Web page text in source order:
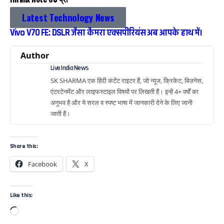
Latest Technology News
Vivo V70 FE: DSLR जैसा कैमरा एक्सपीरियंस अब आपके हाथ में।
Author
Live India News
SK SHARMA एक हिंदी कंटेंट राइटर हैं, जो न्यूज, क्रिकेट, बिज़नेस,
एंटरटेनमेंट और लाइफस्टाइल विषयों पर लिखती हैं। इन्हें 4+ वर्षों का
अनुभव है और ये सरल व स्पष्ट भाषा में जानकारी देने के लिए जानी
जाती हैं।
Share this:
Facebook X
Like this: